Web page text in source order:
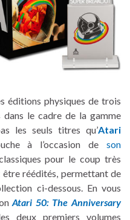
éditions physiques de trois
dans le cadre de la gamme
les seuls titres qu’Atari
à l’occasion de son
pour le coup très
réédités, permettant de
ci-dessous. En vous
Atari 50: The Anniversary
deux premiers volumes